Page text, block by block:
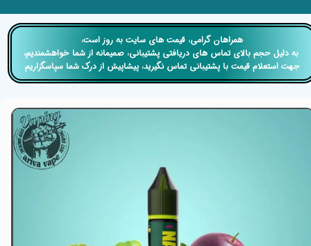
​​همراهان گرامی، قیمت های سایت به روز است،
​​​​​​​ به دلیل حجم بالای تماس های دریافتی پشتیبانی، صمیمانه از شما خواهشمندیم،
جهت استعلام قیمت با پشتیبانی تماس نگیرید، پیشاپیش از درک شما سپاسگزاریم